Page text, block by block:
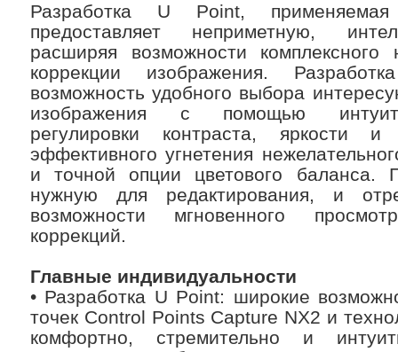
Разработка U Point,
предоставляет неприметную,
расширяя возможности комплексного
коррекции изображения.
возможность удобного выбора
изображения с помощью
регулировки контраста, яркости
эффективного угнетения
и точной опции цветового баланса.
нужную для редактирования, и
возможности мгновенного
коррекций.
Главные индивидуальности
• Разработка U Point: широкие
точек Control Points Capture NX2 и
комфортно, стремительно и